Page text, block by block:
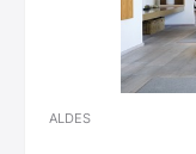
ALDES